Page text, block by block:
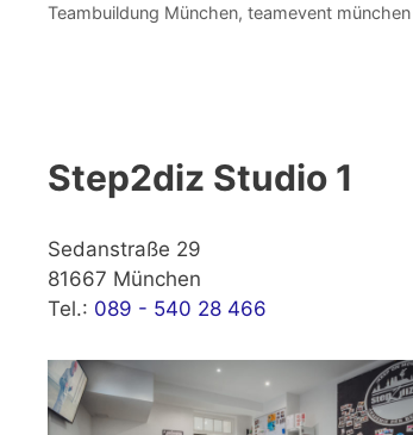
Teambuildung München, teamevent münchen
Step2diz Studio 1
Sedanstraße 29
81667 München
Tel.: 089 - 540 28 466